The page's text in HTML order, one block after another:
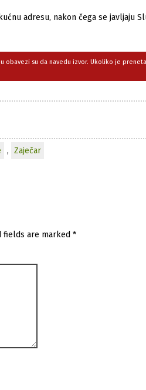
adresu, nakon čega se javljaju
su da navedu izvor. Ukoliko je
, Zaječar
fields are marked *